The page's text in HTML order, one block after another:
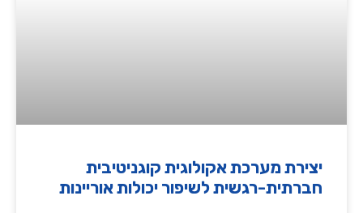
יצירת מערכת אקולוגית קוגניטיבית
חברתית-רגשית לשיפור יכולות אוריינות